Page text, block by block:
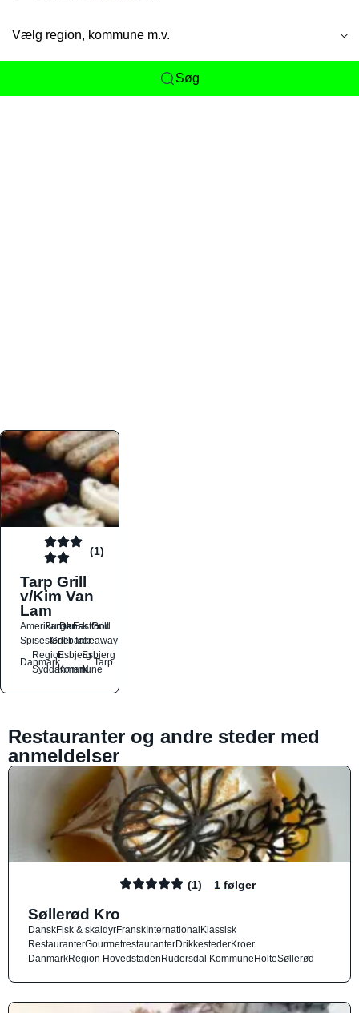
Vælg region, kommune m.v.
Søg
(1)
Tarp Grill
v/Kim Van
Lam
Amerikansk
BurgerDanskFastfood
Grill
SpisestederGrillbarerTakeaway
Danmark
Region
Syddanmark
Esbjerg
Kommune
Esbjerg
N
Tarp
Restauranter og andre steder med
anmeldelser
(1) 1 følger
Søllerød Kro
DanskFisk & skaldyrFranskInternationalKlassisk
RestauranterGourmetrestauranterDrikkestederKroer
DanmarkRegion HovedstadenRudersdal KommuneHolteSøllerød